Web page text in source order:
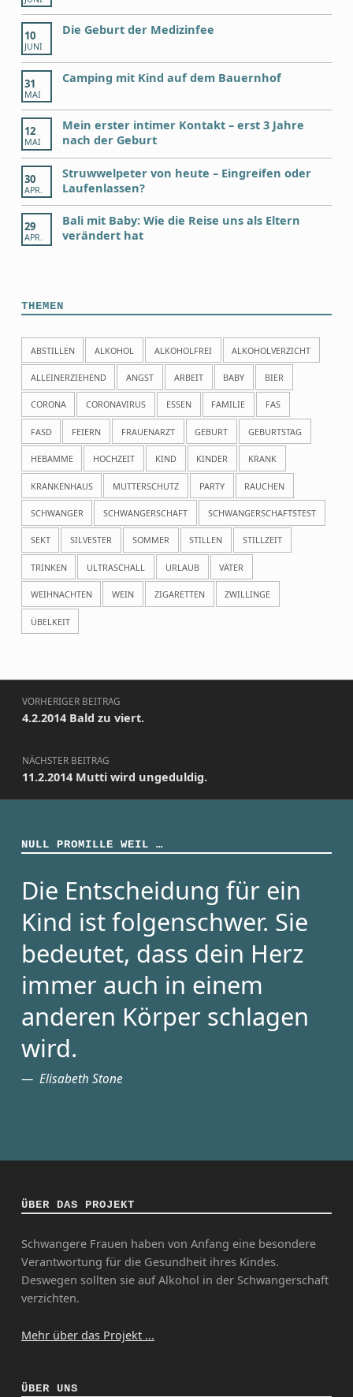
10
JUNI
Die Geburt der Medizinfee
31
MAI
Camping mit Kind auf dem Bauernhof
12
MAI
Mein erster intimer Kontakt – erst 3 Jahre
nach der Geburt
30
APR.
Struwwelpeter von heute – Eingreifen oder
Laufenlassen?
29
APR.
Bali mit Baby: Wie die Reise uns als Eltern
verändert hat
THEMEN
ABSTILLEN ALKOHOL ALKOHOLFREI ALKOHOLVERZICHT
ALLEINERZIEHEND ANGST ARBEIT BABY BIER
CORONA CORONAVIRUS ESSEN FAMILIE FAS
FASD FEIERN FRAUENARZT GEBURT GEBURTSTAG
HEBAMME HOCHZEIT KIND KINDER KRANK
KRANKENHAUS MUTTERSCHUTZ PARTY RAUCHEN
SCHWANGER SCHWANGERSCHAFT SCHWANGERSCHAFTSTEST
SEKT SILVESTER SOMMER STILLEN STILLZEIT
TRINKEN ULTRASCHALL URLAUB VÄTER
WEIHNACHTEN WEIN ZIGARETTEN ZWILLINGE
ÜBELKEIT
Beitragsnavigation
VORHERIGER BEITRAG
4.2.2014 Bald zu viert.
NÄCHSTER BEITRAG
11.2.2014 Mutti wird ungeduldig.
NULL PROMILLE WEIL …
Die Entscheidung für ein
Kind ist folgenschwer. Sie
bedeutet, dass dein Herz
immer auch in einem
anderen Körper schlagen
wird.
Elisabeth Stone
ÜBER DAS PROJEKT
Schwangere Frauen haben von Anfang eine besondere
Verantwortung für die Gesundheit ihres Kindes.
Deswegen sollten sie auf Alkohol in der Schwangerschaft
verzichten.
Mehr über das Projekt ...
ÜBER UNS